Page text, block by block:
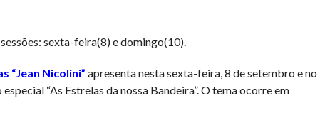
sexta-feira(8) e domingo(10).
“Jean Nicolini” apresenta nesta sexta-feira, 8 de setembro e no
“As Estrelas da nossa Bandeira”. O tema ocorre em